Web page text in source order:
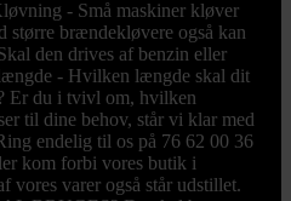
- Små maskiner kløver
større brændekløvere også kan
den drives af benzin eller
- Hvilken længde skal dit
Er du i tvivl om, hvilken
til dine behov, står vi klar med
endelig til os på 76 62 00 36
kom forbi vores butik i
vores varer også står udstillet.